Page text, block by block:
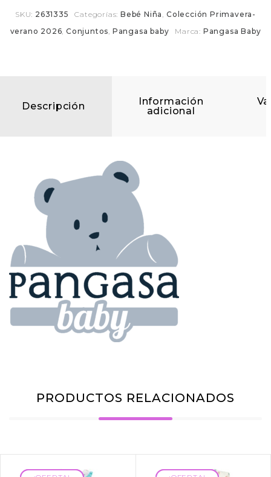
SKU: 2631335 Categorías:Bebé Niña Colección Primavera-
verano 2026 Conjuntos Pangasa baby Marca: Pangasa Baby
Descripción
Información
adicional
PRODUCTOS RELACIONADOS